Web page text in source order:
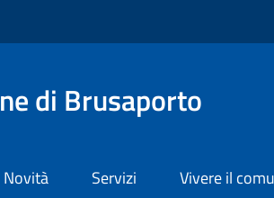
di Brusaporto
Novità Servizi Vivere il